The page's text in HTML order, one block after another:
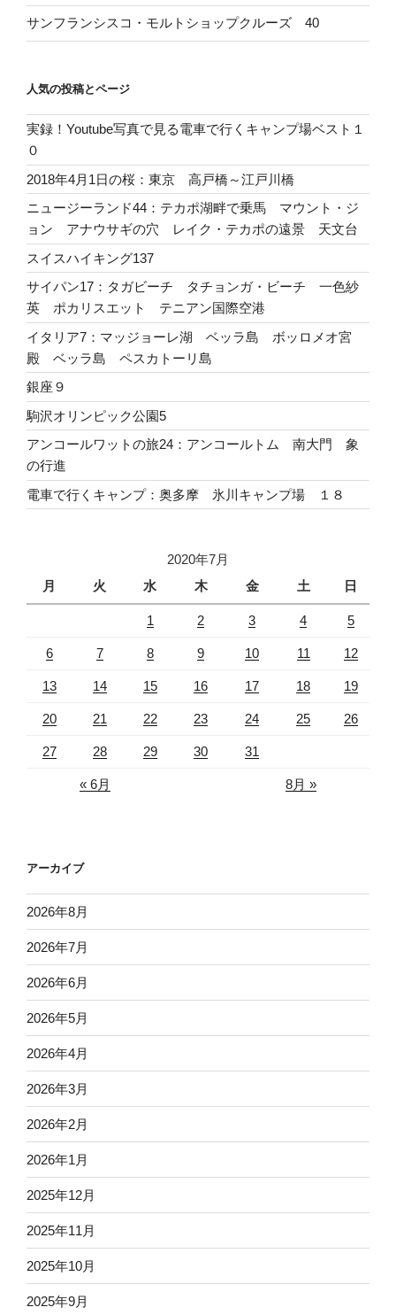
サンフランシスコ・モルトショップクルーズ 40
人気の投稿とページ
実録！Youtube写真で見る電車で行くキャンプ場ベスト１
０
2018年4月1日の桜：東京 高戸橋～江戸川橋
ニュージーランド44：テカポ湖畔で乗馬 マウント・ジ
ョン アナウサギの穴 レイク・テカポの遠景 天文台
スイスハイキング137
サイパン17：タガビーチ タチョンガ・ビーチ 一色紗
英 ポカリスエット テニアン国際空港
イタリア7：マッジョーレ湖 ベッラ島 ボッロメオ宮
殿 ベッラ島 ペスカトーリ島
銀座９
駒沢オリンピック公園5
アンコールワットの旅24：アンコールトム 南大門 象
の行進
電車で行くキャンプ：奥多摩 氷川キャンプ場 １８
2020年7月
月
火 水 木 金 土 日
1 2 3 4 5
6 7 8 9 10 11 12
13 14 15 16 17 18 19
20 21 22 23 24 25 26
27 28 29 30 31
« 6月 8月 »
アーカイブ
2026年8月
2026年7月
2026年6月
2026年5月
2026年4月
2026年3月
2026年2月
2026年1月
2025年12月
2025年11月
2025年10月
2025年9月